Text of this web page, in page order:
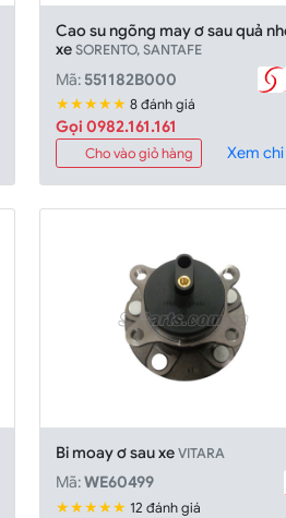
Cao su ngõng may ơ sau quả
xeSORENTO, SANTAFE
Mã: 551182B000
★★★★★ 8 đánh giá
Gọi 0982.161.161
Cho vào giỏ hàng Xem
Bi moay ơ sau xeVITARA
Mã:WE60499
★★★★★ 12 đánh giá